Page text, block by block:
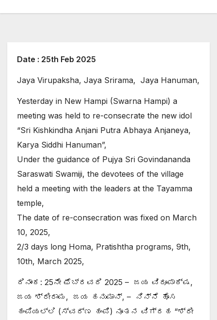
Date : 25th Feb 2025
Jaya Virupaksha, Jaya Srirama, Jaya Hanuman,
Yesterday in New Hampi (Swarna Hampi) a
meeting was held to re-consecrate the new idol
“Sri Kishkindha Anjani Putra Abhaya Anjaneya,
Karya Siddhi Hanuman”,
Under the guidance of Pujya Sri Govindananda
Saraswati Swamiji, the devotees of the village
held a meeting with the leaders at the Tayamma
temple,
The date of re-consecration was fixed on March
10, 2025,
2/3 days long Homa, Pratishtha programs, 9th,
10th, March 2025,
ದಿನಾಂಕ: 25ನೇ ಫೆಬ್ರವರಿ 2025 – ಜಯ ವಿರೂಪಾಕ್ಷ,
ಜಯ ಶ್ರೀರಾಮ, ಜಯ ಹನುಮಾನ್, – ನಿನ್ನೆ ಹೊಸ
ಹಂಪಿಯಲ್ಲಿ (ಸ್ವರ್ಣ ಹಂಪಿ) ನೂತನ ವಿಗ್ರಹ “ಶ್ರೀ